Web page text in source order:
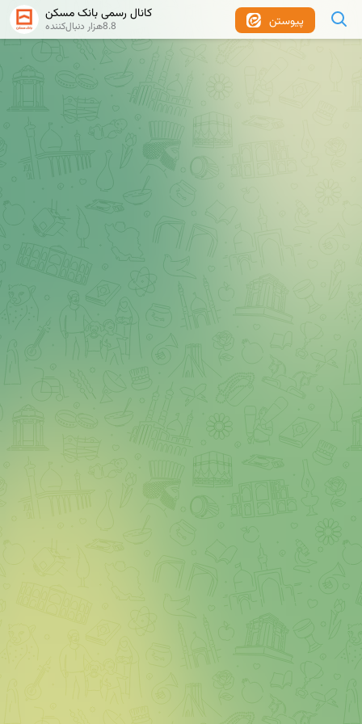
پیوستن کانال رسمی بانک مسکن
8.8هزار دنبال‌کننده